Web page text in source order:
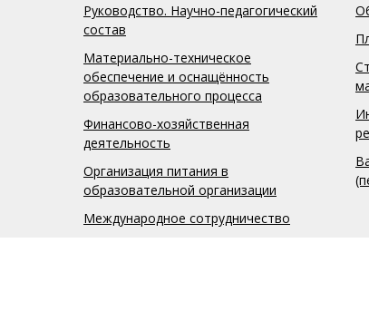
Руководство. Научно-педагогический
состав
Материально-техническое
обеспечение и оснащённость
образовательного процесса
Финансово-хозяйственная
деятельность
Организация питания в
образовательной организации
Международное сотрудничество